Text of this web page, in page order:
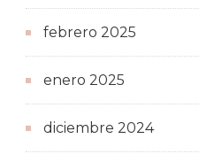
febrero 2025
enero 2025
diciembre 2024